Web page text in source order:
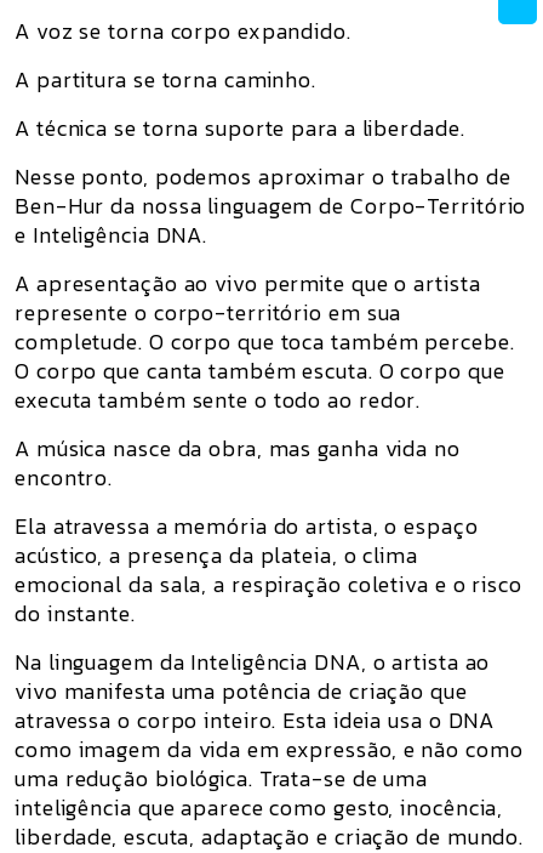
A voz se torna corpo expandido.
A partitura se torna caminho.
A técnica se torna suporte para a liberdade.
Nesse ponto, podemos aproximar o trabalho de
Ben-Hur da nossa linguagem de Corpo-Território
e Inteligência DNA.
A apresentação ao vivo permite que o artista
represente o corpo-território em sua
completude. O corpo que toca também percebe.
O corpo que canta também escuta. O corpo que
executa também sente o todo ao redor.
A música nasce da obra, mas ganha vida no
encontro.
Ela atravessa a memória do artista, o espaço
acústico, a presença da plateia, o clima
emocional da sala, a respiração coletiva e o risco
do instante.
Na linguagem da Inteligência DNA, o artista ao
vivo manifesta uma potência de criação que
atravessa o corpo inteiro. Esta ideia usa o DNA
como imagem da vida em expressão, e não como
uma redução biológica. Trata-se de uma
inteligência que aparece como gesto, inocência,
liberdade, escuta, adaptação e criação de mundo.